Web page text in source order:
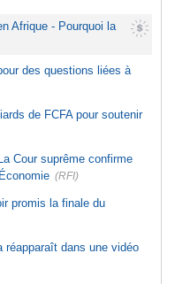
Afrique - Pourquoi la
des questions liées à
de FCFA pour soutenir
Cour suprême confirme
(RFI)
promis la finale du
réapparaît dans une vidéo